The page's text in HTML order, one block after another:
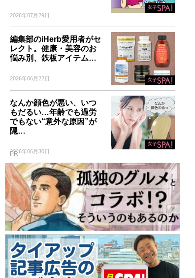
2026年07月29日
編集部のiHerb愛用者がセ
レクト。健康・美容のお
悩み別、鉄板アイテム…
2026年06月22日
なんか顔色が悪い、いつ
もだるい…年齢でも過労
でもない“意外な原因”が
隠…
2026年06月30日
PR